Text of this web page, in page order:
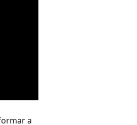
a